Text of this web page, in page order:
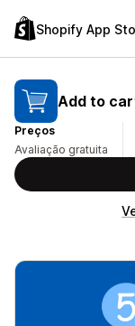
Shopify App
Add to
Preços
Avaliação gratuita